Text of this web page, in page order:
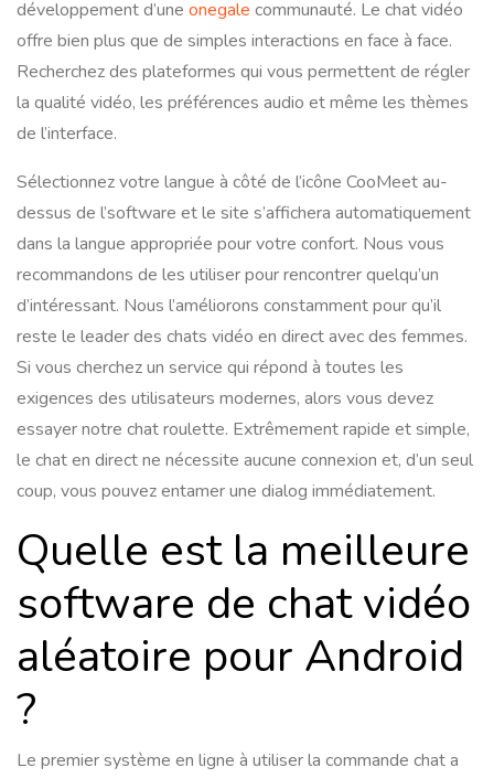
développement d’une onegale communauté. Le chat vidéo
offre bien plus que de simples interactions en face à face.
Recherchez des plateformes qui vous permettent de régler
la qualité vidéo, les préférences audio et même les thèmes
de l’interface.
Sélectionnez votre langue à côté de l’icône CooMeet au-
dessus de l’software et le site s’affichera automatiquement
dans la langue appropriée pour votre confort. Nous vous
recommandons de les utiliser pour rencontrer quelqu’un
d’intéressant. Nous l’améliorons constamment pour qu’il
reste le leader des chats vidéo en direct avec des femmes.
Si vous cherchez un service qui répond à toutes les
exigences des utilisateurs modernes, alors vous devez
essayer notre chat roulette. Extrêmement rapide et simple,
le chat en direct ne nécessite aucune connexion et, d’un seul
coup, vous pouvez entamer une dialog immédiatement.
Quelle est la meilleure
software de chat vidéo
aléatoire pour Android
?
Le premier système en ligne à utiliser la commande chat a